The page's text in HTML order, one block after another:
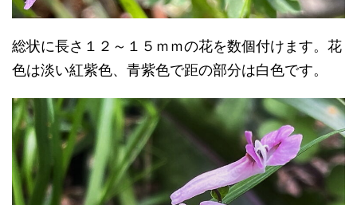
総状に長さ１２～１５ｍｍの花を数個付けます。花
色は淡い紅紫色、青紫色で距の部分は白色です。